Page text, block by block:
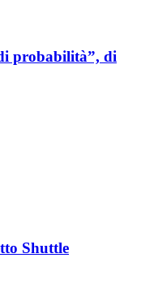
probabilità”, di
Shuttle